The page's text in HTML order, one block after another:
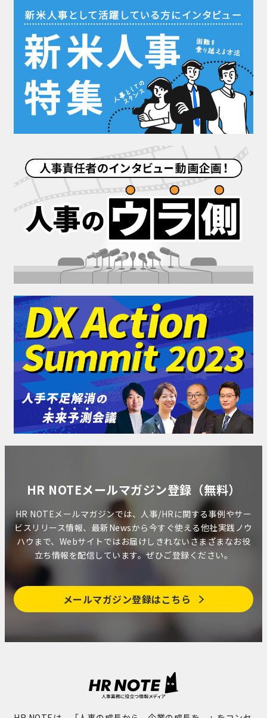
HR NOTEメールマガジン登録（無料）
HR NOTEメールマガジンでは、人事/HRに関する事例やサー
ビスリリース情報、最新Newsから今すぐ使える他社実践ノウ
ハウまで、Webサイトではお届けしきれないさまざまなお役
立ち情報を配信しています。ぜひご登録ください。
メールマガジン登録はこちら